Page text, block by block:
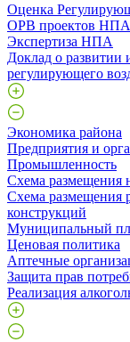
Оценка
ОРВ проектов НПА
Экспертиза НПА
Доклад о развитии
регулирующего
Экономика района
Предприятия и
Промышленность
Схема размещения
Схема размещения
конструкций
Муниципальный
Ценовая политика
Аптечные
Защита прав
Реализация